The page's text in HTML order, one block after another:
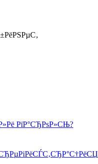
РїР°СЂРѕР»СЊ?